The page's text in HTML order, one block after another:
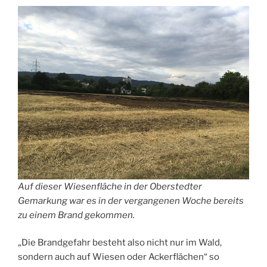
Auf dieser Wiesenfläche in der Oberstedter
Gemarkung war es in der vergangenen Woche bereits
zu einem Brand gekommen.
„Die Brandgefahr besteht also nicht nur im Wald,
sondern auch auf Wiesen oder Ackerflächen“ so